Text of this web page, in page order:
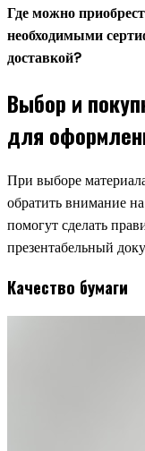
Где можно
необходимыми
доставкой?
Выбор и
для
При выборе
обратить внимание
помогут сделать
презентабельный
Качество бумаги